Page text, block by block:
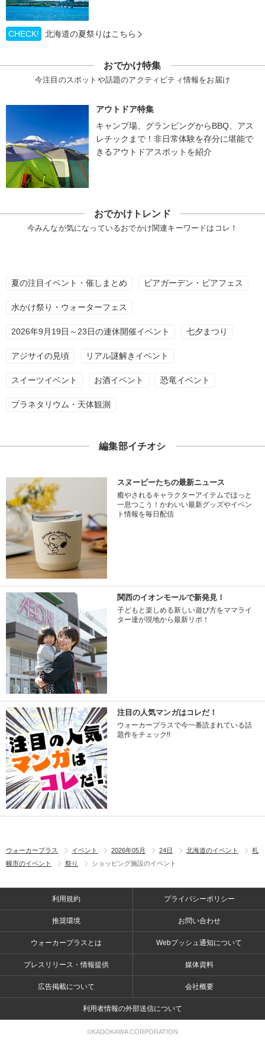
CHECK! 北海道の夏祭りはこちら
おでかけ特集
今注目のスポットや話題のアクティビティ情報をお届け
アウトドア特集
キャンプ場、グランピングからBBQ、アス
レチックまで！非日常体験を存分に堪能で
きるアウトドアスポットを紹介
おでかけトレンド
今みんなが気になっているおでかけ関連キーワードはコレ！
夏の注目イベント・催しまとめ ビアガーデン・ビアフェス
水かけ祭り・ウォーターフェス
2026年9月19日～23日の連休開催イベント 七夕まつり
アジサイの見頃 リアル謎解きイベント
スイーツイベント お酒イベント 恐竜イベント
プラネタリウム・天体観測
編集部イチオシ
スヌーピーたちの最新ニュース
癒やされるキャラクターアイテムでほっと
一息つこう！かわいい最新グッズやイベン
ト情報を毎日配信
関西のイオンモールで新発見！
子どもと楽しめる新しい遊び方をママライ
ター達が現地から最新リポ！
注目の人気マンガはコレだ！
ウォーカープラスで今一番読まれている話
題作をチェック!!
ウォーカープラス イベント 2026年05月 24日 北海道のイベント
札
幌市のイベント
祭り ショッピング施設のイベント
利用規約 プライバシーポリシー
推奨環境 お問い合わせ
ウォーカープラスとは Webプッシュ通知について
プレスリリース・情報提供 媒体資料
広告掲載について 会社概要
利用者情報の外部送信について
©KADOKAWA CORPORATION